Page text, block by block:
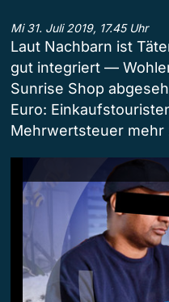
Mi 31. Juli 2019, 17.45 Uhr
Laut Nachbarn ist
gut integriert —
Sunrise Shop
Euro:
Mehrwertsteuer mehr